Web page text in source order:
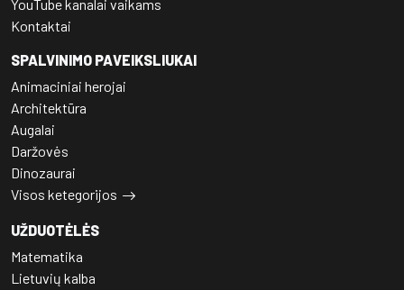
YouTube kanalai vaikams
Kontaktai
SPALVINIMO PAVEIKSLIUKAI
Animaciniai herojai
Architektūra
Augalai
Daržovės
Dinozaurai
Visos ketegorijos
UŽDUOTĖLĖS
Matematika
Lietuvių kalba